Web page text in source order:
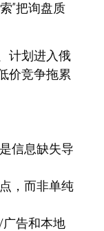
”把询盘质
计划进入俄
价竞争拖累
信息缺失导
，而非单纯
广告和本地